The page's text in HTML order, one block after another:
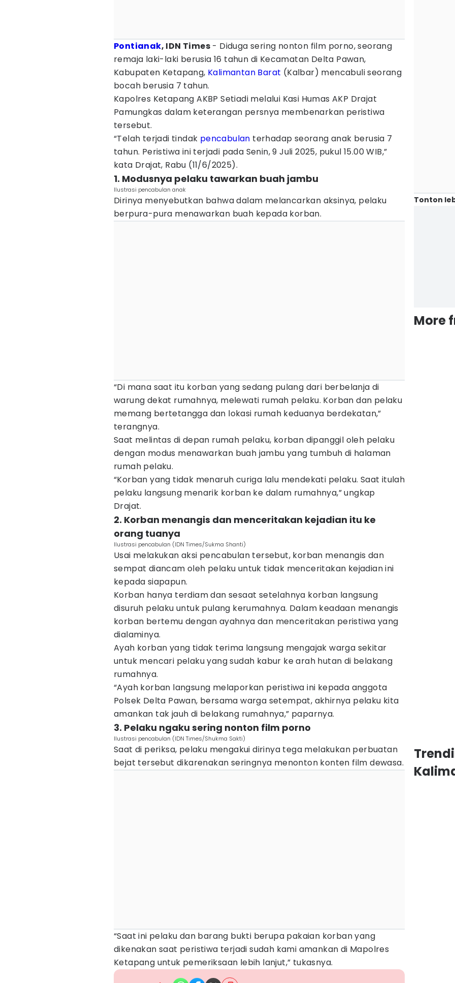
Pontianak, IDN Times - Diduga sering nonton film porno, seorang
remaja laki-laki berusia 16 tahun di Kecamatan Delta Pawan,
Kabupaten Ketapang, Kalimantan Barat (Kalbar) mencabuli seorang
bocah berusia 7 tahun.
Kapolres Ketapang AKBP Setiadi melalui Kasi Humas AKP Drajat
Pamungkas dalam keterangan persnya membenarkan peristiwa
tersebut.
“Telah terjadi tindak pencabulan terhadap seorang anak berusia 7
tahun. Peristiwa ini terjadi pada Senin, 9 Juli 2025, pukul 15.00 WIB,”
kata Drajat, Rabu (11/6/2025).
1. Modusnya pelaku tawarkan buah jambu
Ilustrasi pencabulan anak
Dirinya menyebutkan bahwa dalam melancarkan aksinya, pelaku
berpura-pura menawarkan buah kepada korban.
“Di mana saat itu korban yang sedang pulang dari berbelanja di
warung dekat rumahnya, melewati rumah pelaku. Korban dan pelaku
memang bertetangga dan lokasi rumah keduanya berdekatan,”
terangnya.
Saat melintas di depan rumah pelaku, korban dipanggil oleh pelaku
dengan modus menawarkan buah jambu yang tumbuh di halaman
rumah pelaku.
“Korban yang tidak menaruh curiga lalu mendekati pelaku. Saat itulah
pelaku langsung menarik korban ke dalam rumahnya,” ungkap
Drajat.
2. Korban menangis dan menceritakan kejadian itu ke
orang tuanya
Ilustrasi pencabulan (IDN Times/Sukma Shanti)
Usai melakukan aksi pencabulan tersebut, korban menangis dan
sempat diancam oleh pelaku untuk tidak menceritakan kejadian ini
kepada siapapun.
Korban hanya terdiam dan sesaat setelahnya korban langsung
disuruh pelaku untuk pulang kerumahnya. Dalam keadaan menangis
korban bertemu dengan ayahnya dan menceritakan peristiwa yang
dialaminya.
Ayah korban yang tidak terima langsung mengajak warga sekitar
untuk mencari pelaku yang sudah kabur ke arah hutan di belakang
rumahnya.
“Ayah korban langsung melaporkan peristiwa ini kepada anggota
Polsek Delta Pawan, bersama warga setempat, akhirnya pelaku kita
amankan tak jauh di belakang rumahnya,” paparnya.
3. Pelaku ngaku sering nonton film porno
Ilustrasi pencabulan (IDN Times/Shukma Sakti)
Saat di periksa, pelaku mengakui dirinya tega melakukan perbuatan
bejat tersebut dikarenakan seringnya menonton konten film dewasa.
“Saat ini pelaku dan barang bukti berupa pakaian korban yang
dikenakan saat peristiwa terjadi sudah kami amankan di Mapolres
Ketapang untuk pemeriksaan lebih lanjut,” tukasnya.
Tonton
More